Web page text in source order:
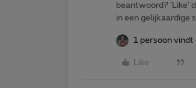
beantwoord?
in een gelijkaardige
1 persoon vindt
Like